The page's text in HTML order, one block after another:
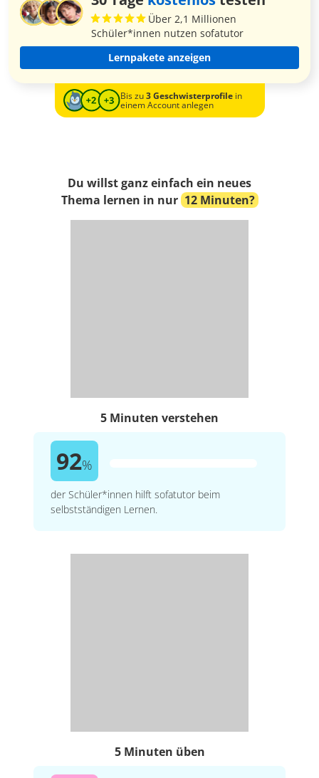
Über 2,1 Millionen
Schüler*innen nutzen sofatutor
Lernpakete anzeigen
Bis zu3 Geschwisterprofilein
einem Account anlegen
Du willst ganz einfach ein neues
Thema lernen in nur 12 Minuten?
5 Minuten verstehen
92%
der Schüler*innen hilft sofatutor beim
selbstständigen Lernen.
5 Minuten üben